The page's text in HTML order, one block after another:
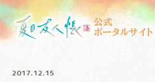
公式
ポータルサイト
2017.12.15